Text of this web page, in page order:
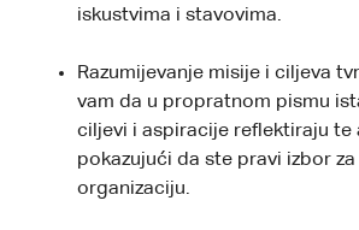
iskustvima i stavovima.
Razumijevanje misije i ciljeva
vam da u propratnom pismu
ciljevi i aspiracije reflektiraju te
pokazujući da ste pravi izbor za
organizaciju.